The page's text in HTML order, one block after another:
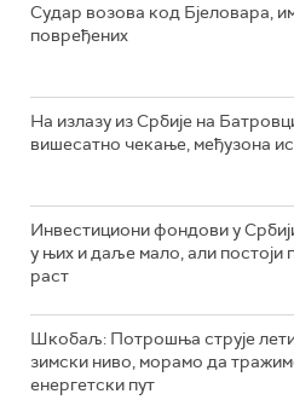
Судар возова код Бјеловара,
повређених
На излазу из Србије на
вишесатно чекање, међузона
Инвестициони фондови у
у њих и даље мало, али постоји
раст
Шкобаљ: Потрошња струје
зимски ниво, морамо да
енергетски пут